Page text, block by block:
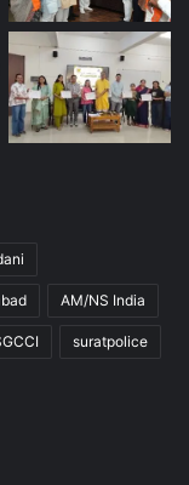
AM/NS India
suratpolice